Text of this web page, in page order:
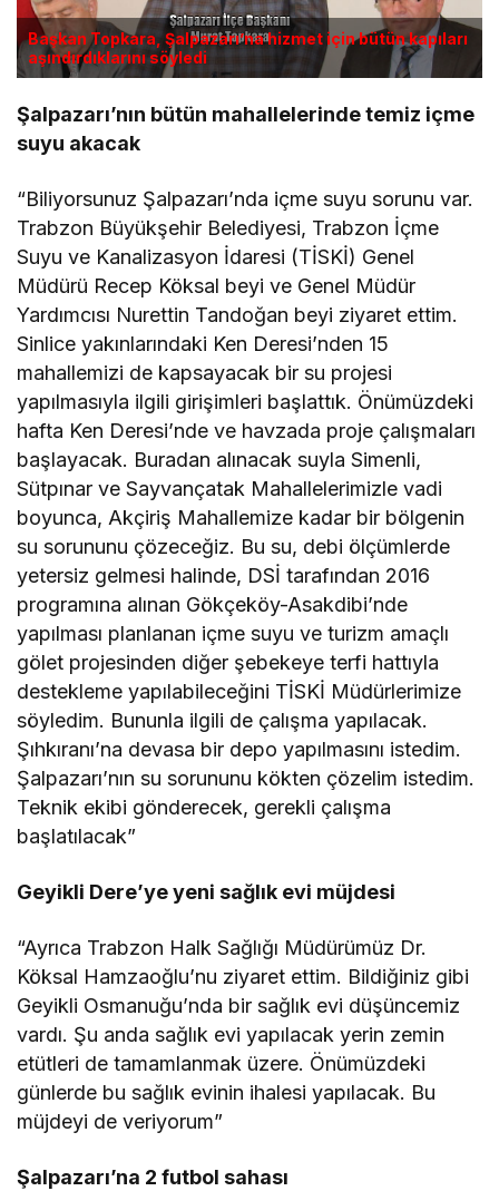
Başkan Topkara, Şalpazarı’na hizmet için bütün kapıları
aşındırdıklarını söyledi
Şalpazarı’nın bütün mahallelerinde temiz içme
suyu akacak
“Biliyorsunuz Şalpazarı’nda içme suyu sorunu var.
Trabzon Büyükşehir Belediyesi, Trabzon İçme
Suyu ve Kanalizasyon İdaresi (TİSKİ) Genel
Müdürü Recep Köksal beyi ve Genel Müdür
Yardımcısı Nurettin Tandoğan beyi ziyaret ettim.
Sinlice yakınlarındaki Ken Deresi’nden 15
mahallemizi de kapsayacak bir su projesi
yapılmasıyla ilgili girişimleri başlattık. Önümüzdeki
hafta Ken Deresi’nde ve havzada proje çalışmaları
başlayacak. Buradan alınacak suyla Simenli,
Sütpınar ve Sayvançatak Mahallelerimizle vadi
boyunca, Akçiriş Mahallemize kadar bir bölgenin
su sorununu çözeceğiz. Bu su, debi ölçümlerde
yetersiz gelmesi halinde, DSİ tarafından 2016
programına alınan Gökçeköy-Asakdibi’nde
yapılması planlanan içme suyu ve turizm amaçlı
gölet projesinden diğer şebekeye terfi hattıyla
destekleme yapılabileceğini TİSKİ Müdürlerimize
söyledim. Bununla ilgili de çalışma yapılacak.
Şıhkıranı’na devasa bir depo yapılmasını istedim.
Şalpazarı’nın su sorununu kökten çözelim istedim.
Teknik ekibi gönderecek, gerekli çalışma
başlatılacak”
Geyikli Dere’ye yeni sağlık evi müjdesi
“Ayrıca Trabzon Halk Sağlığı Müdürümüz Dr.
Köksal Hamzaoğlu’nu ziyaret ettim. Bildiğiniz gibi
Geyikli Osmanuğu’nda bir sağlık evi düşüncemiz
vardı. Şu anda sağlık evi yapılacak yerin zemin
etütleri de tamamlanmak üzere. Önümüzdeki
günlerde bu sağlık evinin ihalesi yapılacak. Bu
müjdeyi de veriyorum”
Şalpazarı’na 2 futbol sahası